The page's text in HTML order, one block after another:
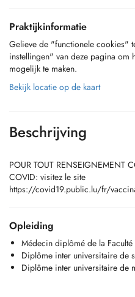
Praktijkinformatie
Gelieve de "functionele cookies"
instellingen" van deze pagina om
mogelijk te maken.
Bekijk locatie op de kaart
Beschrijving
POUR TOUT RENSEIGNEMENT
COVID: visitez le site
https://covid19.public.lu/fr/
Opleiding
Médecin diplômé de la
Diplôme inter universitaire de
Diplôme inter universitaire de